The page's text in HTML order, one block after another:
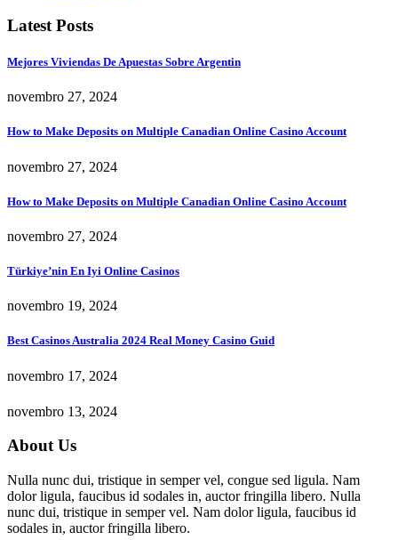
Latest Posts
Mejores Viviendas De Apuestas Sobre Argentin
novembro 27, 2024
How to Make Deposits on Multiple Canadian Online Casino Account
novembro 27, 2024
How to Make Deposits on Multiple Canadian Online Casino Account
novembro 27, 2024
Türkiye’nin En Iyi Online Casinos
novembro 19, 2024
Best Casinos Australia 2024 Real Money Casino Guid
novembro 17, 2024
novembro 13, 2024
About Us
Nulla nunc dui, tristique in semper vel, congue sed ligula. Nam
dolor ligula, faucibus id sodales in, auctor fringilla libero. Nulla
nunc dui, tristique in semper vel. Nam dolor ligula, faucibus id
sodales in, auctor fringilla libero.